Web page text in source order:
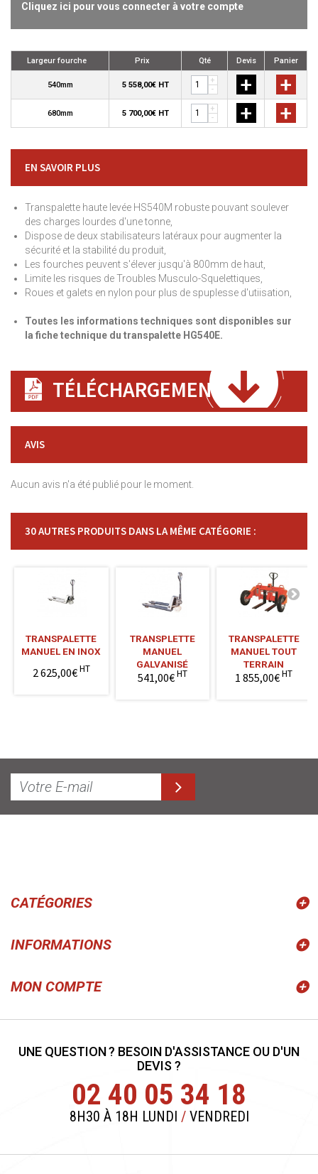
Cliquez ici pour vous connecter à votre compte
Largeur fourche Prix Qté Devis Panier
540mm 5 558,00€ HT
+
-
+ +
680mm 5 700,00€ HT
+
-
+ +
EN SAVOIR PLUS
Transpalette haute levée HS540M robuste pouvant soulever
des charges lourdes d'une tonne,
Dispose de deux stabilisateurs latéraux pour augmenter la
sécurité et la stabilité du produit,
Les fourches peuvent s'élever jusqu'à 800mm de haut,
Limite les risques de Troubles Musculo-Squelettiques,
Roues et galets en nylon pour plus de spuplesse d'utiisation,
Toutes les informations techniques sont disponibles sur
la fiche technique du transpalette HG540E.
TÉLÉCHARGEMENT
AVIS
Aucun avis n'a été publié pour le moment.
30 AUTRES PRODUITS DANS LA MÊME CATÉGORIE :
TRANSPALETTE
MANUEL EN INOX
2 625,00€HT
TRANSPLETTE
MANUEL
GALVANISÉ
541,00€HT
TRANSPALETTE
MANUEL TOUT
TERRAIN
1 855,00€HT
CATÉGORIES
INFORMATIONS
MON COMPTE
UNE QUESTION ? BESOIN D'ASSISTANCE OU D'UN
DEVIS ?
02 40 05 34 18
8H30 À 18H LUNDI /VENDREDI